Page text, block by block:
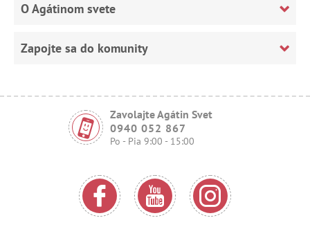
O Agátinom svete
Zapojte sa do komunity
Zavolajte Agátin Svet
0940 052 867
Po - Pia 9:00 - 15:00